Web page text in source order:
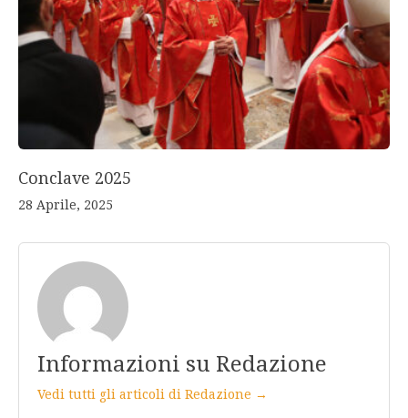
Conclave 2025
28 Aprile, 2025
Informazioni su Redazione
Vedi tutti gli articoli di Redazione →